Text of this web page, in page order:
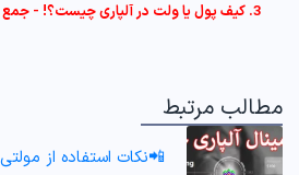
3. کیف پول یا ولت در آلپاری چیست؟! - جمع بندی و نظر نویسنده
مطالب مرتبط
📲نکات استفاده از